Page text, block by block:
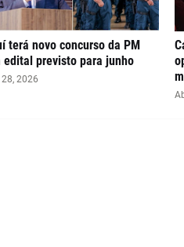
terá novo concurso da PM
edital previsto para junho
2026